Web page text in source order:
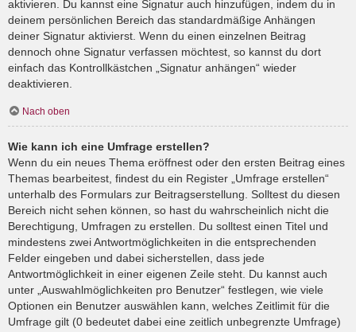
aktivieren. Du kannst eine Signatur auch hinzufügen, indem du in
deinem persönlichen Bereich das standardmäßige Anhängen
deiner Signatur aktivierst. Wenn du einen einzelnen Beitrag
dennoch ohne Signatur verfassen möchtest, so kannst du dort
einfach das Kontrollkästchen „Signatur anhängen“ wieder
deaktivieren.
Nach oben
Wie kann ich eine Umfrage erstellen?
Wenn du ein neues Thema eröffnest oder den ersten Beitrag eines
Themas bearbeitest, findest du ein Register „Umfrage erstellen“
unterhalb des Formulars zur Beitragserstellung. Solltest du diesen
Bereich nicht sehen können, so hast du wahrscheinlich nicht die
Berechtigung, Umfragen zu erstellen. Du solltest einen Titel und
mindestens zwei Antwortmöglichkeiten in die entsprechenden
Felder eingeben und dabei sicherstellen, dass jede
Antwortmöglichkeit in einer eigenen Zeile steht. Du kannst auch
unter „Auswahlmöglichkeiten pro Benutzer“ festlegen, wie viele
Optionen ein Benutzer auswählen kann, welches Zeitlimit für die
Umfrage gilt (0 bedeutet dabei eine zeitlich unbegrenzte Umfrage)